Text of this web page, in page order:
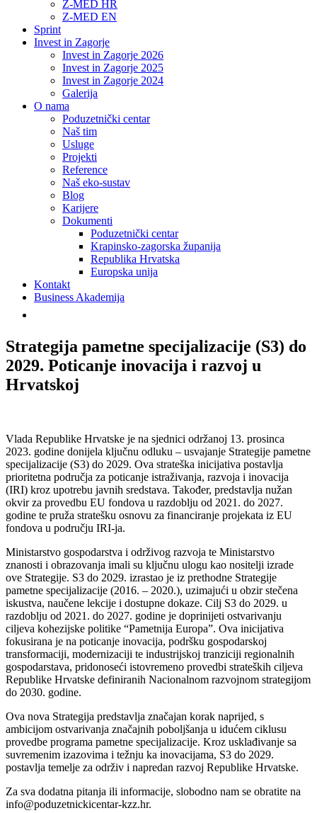
Z-MED HR
Z-MED EN
Sprint
Invest in Zagorje
Invest in Zagorje 2026
Invest in Zagorje 2025
Invest in Zagorje 2024
Galerija
O nama
Poduzetnički centar
Naš tim
Usluge
Projekti
Reference
Naš eko-sustav
Blog
Karijere
Dokumenti
Poduzetnički centar
Krapinsko-zagorska županija
Republika Hrvatska
Europska unija
Kontakt
Business Akademija
Strategija pametne specijalizacije (S3) do
2029. Poticanje inovacija i razvoj u
Hrvatskoj
Vlada Republike Hrvatske je na sjednici održanoj 13. prosinca
2023. godine donijela ključnu odluku – usvajanje Strategije pametne
specijalizacije (S3) do 2029. Ova strateška inicijativa postavlja
prioritetna područja za poticanje istraživanja, razvoja i inovacija
(IRI) kroz upotrebu javnih sredstava. Također, predstavlja nužan
okvir za provedbu EU fondova u razdoblju od 2021. do 2027.
godine te pruža stratešku osnovu za financiranje projekata iz EU
fondova u području IRI-ja.
Ministarstvo gospodarstva i održivog razvoja te Ministarstvo
znanosti i obrazovanja imali su ključnu ulogu kao nositelji izrade
ove Strategije. S3 do 2029. izrastao je iz prethodne Strategije
pametne specijalizacije (2016. – 2020.), uzimajući u obzir stečena
iskustva, naučene lekcije i dostupne dokaze. Cilj S3 do 2029. u
razdoblju od 2021. do 2027. godine je doprinijeti ostvarivanju
ciljeva kohezijske politike “Pametnija Europa”. Ova inicijativa
fokusirana je na poticanje inovacija, podršku gospodarskoj
transformaciji, modernizaciji te industrijskoj tranziciji regionalnih
gospodarstava, pridonoseći istovremeno provedbi strateških ciljeva
Republike Hrvatske definiranih Nacionalnom razvojnom strategijom
do 2030. godine.
Ova nova Strategija predstavlja značajan korak naprijed, s
ambicijom ostvarivanja značajnih poboljšanja u idućem ciklusu
provedbe programa pametne specijalizacije. Kroz usklađivanje sa
suvremenim izazovima i težnju ka inovacijama, S3 do 2029.
postavlja temelje za održiv i napredan razvoj Republike Hrvatske.
Za sva dodatna pitanja ili informacije, slobodno nam se obratite na
info@poduzetnickicentar-kzz.hr.